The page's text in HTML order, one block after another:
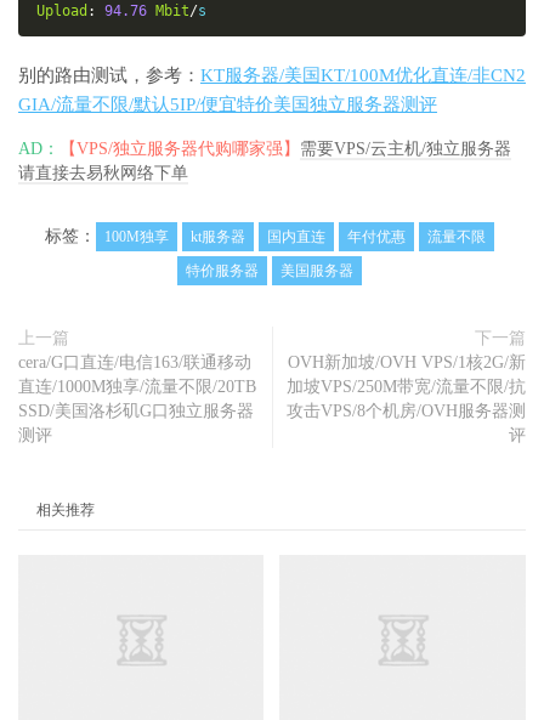
Upload : 94.76 Mbit/s
别的路由测试，参考： KT服务器/美国KT/100M优化直连/非CN2
GIA/流量不限/默认5IP/便宜特价美国独立服务器测评
AD： 【VPS/独立服务器代购哪家强】 需要VPS/云主机/独立服务器
请直接去易秋网络下单
标签： 100M独享 kt服务器 国内直连 年付优惠
流量不限
特价服务器
美国服务器
上一篇
cera/G口直连/电信163/联通移动
直连/1000M独享/流量不限/20TB
SSD/美国洛杉矶G口独立服务器
测评
下一篇
OVH新加坡/OVH VPS/1核2G/新
加坡VPS/250M带宽/流量不限/抗
攻击VPS/8个机房/OVH服务器测
评
相关推荐